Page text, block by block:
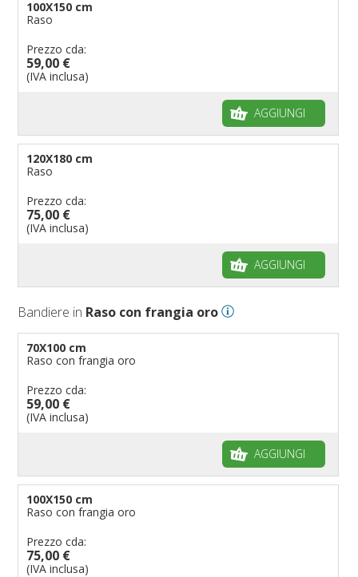
100X150 cm
Raso
Prezzo cda:
59,00 €
(IVA inclusa)
AGGIUNGI
120X180 cm
Raso
Prezzo cda:
75,00 €
(IVA inclusa)
AGGIUNGI
Bandiere in Raso con frangia oro
70X100 cm
Raso con frangia oro
Prezzo cda:
59,00 €
(IVA inclusa)
AGGIUNGI
100X150 cm
Raso con frangia oro
Prezzo cda:
75,00 €
(IVA inclusa)